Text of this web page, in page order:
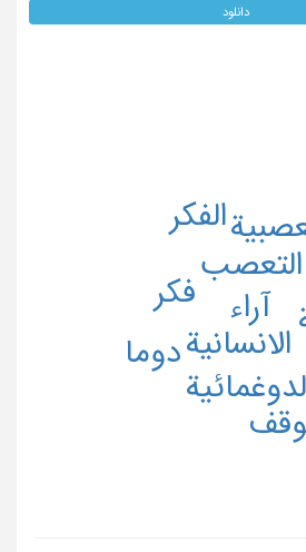
دانلود
آراء
الانسانیة
التعصب
الفکر
دوما
فکر